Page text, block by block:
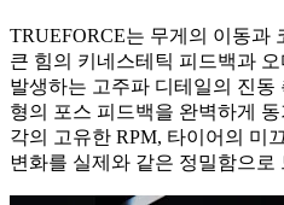
TRUEFORCE는 무게의 이동과
큰 힘의 키네스테틱 피드백과
발생하는 고주파 디테일의 진
형의 포스 피드백을 완벽하게
각의 고유한 RPM, 타이어의 미
변화를 실제와 같은 정밀함으로